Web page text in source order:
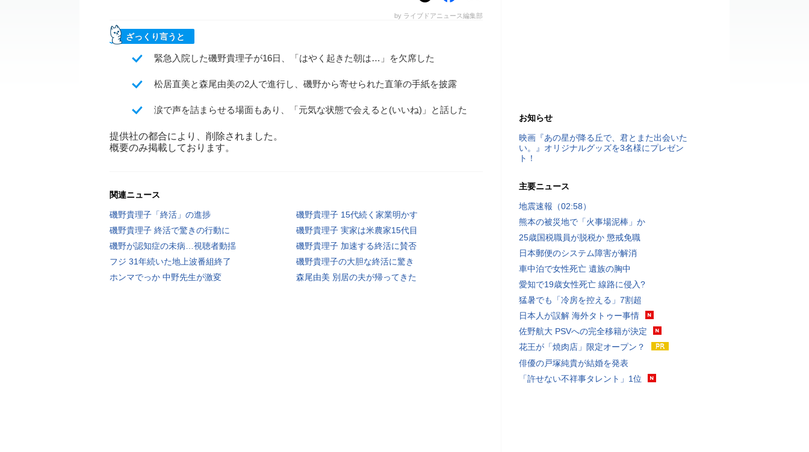
by ライブドアニュース編集部
ざっくり言うと
緊急入院した磯野貴理子が16日、「はやく起きた朝は…」を欠席した
松居直美と森尾由美の2人で進行し、磯野から寄せられた直筆の手紙を披露
涙で声を詰まらせる場面もあり、「元気な状態で会えると(いいね)」と話した
提供社の都合により、削除されました。
概要のみ掲載しております。
関連ニュース
磯野貴理子「終活」の進捗
磯野貴理子 15代続く家業明かす
磯野貴理子 終活で驚きの行動に
磯野貴理子 実家は米農家15代目
磯野が認知症の未病…視聴者動揺
磯野貴理子 加速する終活に賛否
フジ 31年続いた地上波番組終了
磯野貴理子の大胆な終活に驚き
ホンマでっか 中野先生が激変
森尾由美 別居の夫が帰ってきた
お知らせ
映画『あの星が降る丘で、君とまた出会いた
い。』オリジナルグッズを3名様にプレゼン
ト！
主要ニュース
地震速報（02:58）
熊本の被災地で「火事場泥棒」か
25歳国税職員が脱税か 懲戒免職
日本郵便のシステム障害が解消
車中泊で女性死亡 遺族の胸中
愛知で19歳女性死亡 線路に侵入?
猛暑でも「冷房を控える」7割超
日本人が誤解 海外タトゥー事情
佐野航大 PSVへの完全移籍が決定
花王が「焼肉店」限定オープン？
俳優の戸塚純貴が結婚を発表
「許せない不祥事タレント」1位